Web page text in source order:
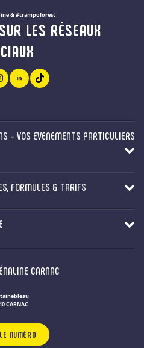
& #trampoforest
LES RÉSEAUX
- VOS EVENEMENTS PARTICULIERS
FORMULES & TARIFS
CARNAC
CARNAC
NUMÉRO